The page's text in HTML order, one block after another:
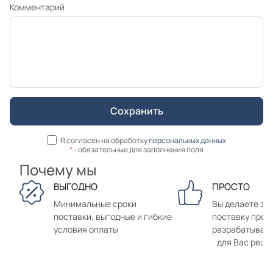
Комментарий
Я согласен на обработкуперсональных данных
*- обязательные для заполнения поля
Почему мы
ВЫГОДНО
Минимальные сроки
поставки, выгодные и гибкие
условия оплаты
ПРОСТО
Вы делаете
поставку
для Вас